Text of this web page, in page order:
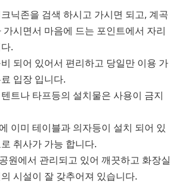
닉존을 검색 하시고 가시면 되고, 계곡
시면서 마음에 드는 포인트에서 자리
.
되어 있어서 편리하고 당일만 이용 가
입장 입니다.
트나 타프등의 설치물은 사용이 금지
이미 테이블과 의자등이 설치 되어 있
취사가 가능 합니다.
원에서 관리되고 있어 깨끗하고 화장실
시설이 잘 갖추어져 있습니다.